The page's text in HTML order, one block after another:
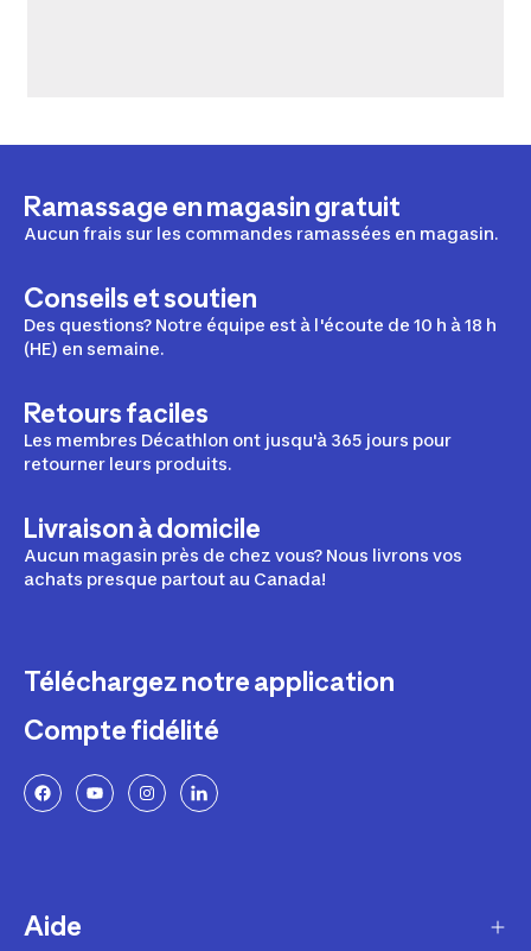
Ramassage en magasin gratuit
Aucun frais sur les commandes ramassées en magasin.
Conseils et soutien
Des questions? Notre équipe est à l'écoute de 10 h à 18 h
(HE) en semaine.
Retours faciles
Les membres Décathlon ont jusqu'à 365 jours pour
retourner leurs produits.
Livraison à domicile
Aucun magasin près de chez vous? Nous livrons vos
achats presque partout au Canada!
Téléchargez notre application
Compte fidélité
Aide